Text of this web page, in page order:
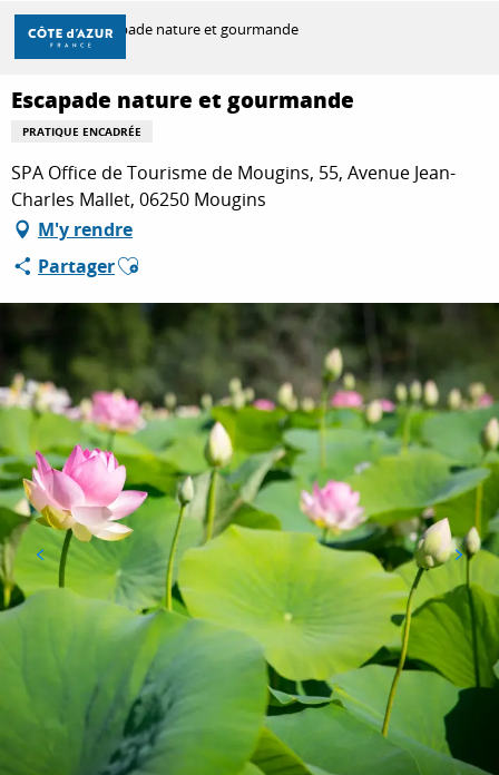
Aller
contenu
principal
DÉCOUVRIR
À FAIRE
SÉJOURNER
Accueil Escapade nature et gourmande
Escapade nature et gourmande
PRATIQUE ENCADRÉE
SPA Office de Tourisme de Mougins, 55, Avenue Jean-
Charles Mallet, 06250 Mougins
M'y rendre
PartagerAjouter aux favoris